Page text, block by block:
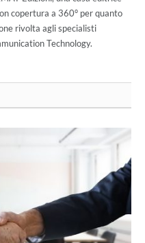
copertura a 360° per quanto
rivolta agli specialisti
Technology.